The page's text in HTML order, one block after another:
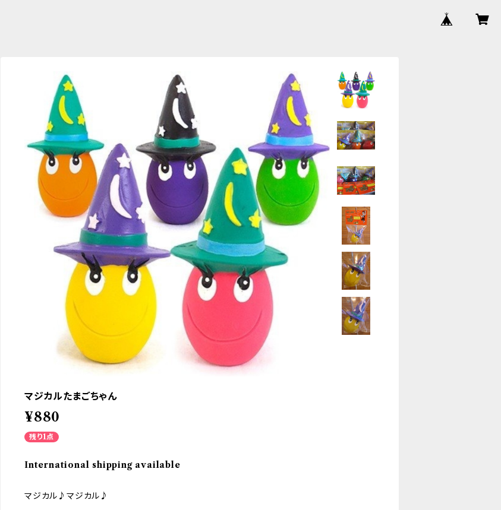
マジカルたまごちゃん
¥880
残り1点
International shipping available
マジカル♪マジカル♪